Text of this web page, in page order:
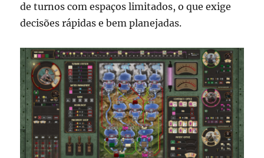
de turnos com espaços limitados, o que exige
decisões rápidas e bem planejadas.